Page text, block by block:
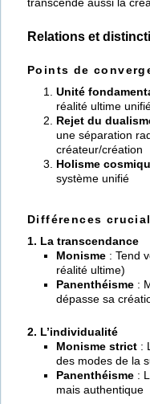
Relations et
Points de
Unité
réalité ultime
Rejet du
une séparation
créateur/création
Holisme
système unifié
Différences
1. La transcendance
Monisme: Tend
réalité ultime)
Panenthéisme:
dépasse sa
2. L’individualité
Monisme strict:
des modes de la
Panenthéisme:
mais authentique